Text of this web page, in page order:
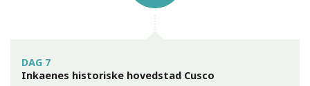
DAG 7
Inkaenes historiske hovedstad Cusco